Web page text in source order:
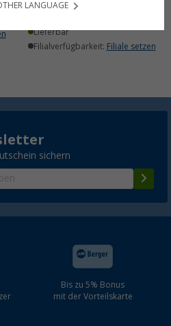
10,20€ 16,99 €
Lieferbar
Filialverfügbarkeit: Filiale setzen
sichern
Bis zu 5% Bonus
mit der Vorteilskarte
LANGUAGE